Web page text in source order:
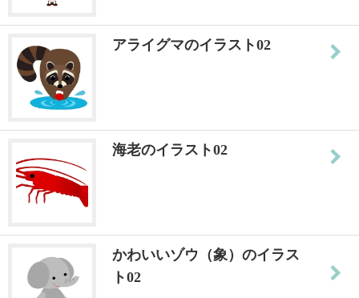
アライグマのイラスト02
海老のイラスト02
かわいいゾウ（象）のイラス
ト02